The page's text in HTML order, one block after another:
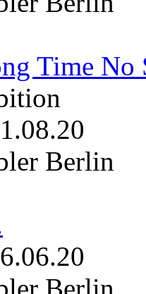
Time No
Berlin
Berlin